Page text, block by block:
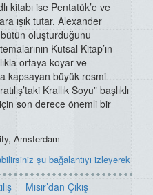
kitabı ise Pentatük’e ve
ışık tutar. Alexander
bütün oluşturduğunu
Kutsal Kitap’ın
ortaya koyar ve
kapsayan büyük resmi
Krallık Soyu” başlıklı
son derece önemli bir
Amsterdam
şu bağalantıyı izleyerek
Mısır’dan Çıkış